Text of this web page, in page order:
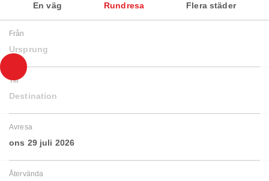
En väg Rundresa Flera städer
Från
Ursprung
Till
Destination
Avresa
ons 29 juli 2026
Återvända